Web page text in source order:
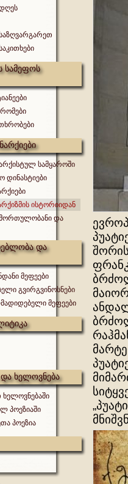
სამეფოს
სამყაროში
დინასტიები
ისტორიიდან
მორთულობანი და
და
მეფეები
გვირგვინოსნები
მეფეები
ხელოვნება
ხელოვნებაში
პოეზიაში
პოეზია